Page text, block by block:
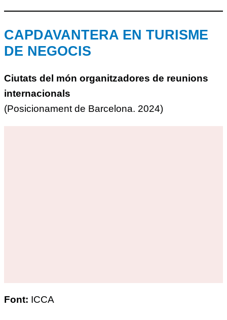
CAPDAVANTERA EN TURISME
DE NEGOCIS
Ciutats del món organitzadores de reunions
internacionals
(Posicionament de Barcelona. 2024)
Font: ICCA